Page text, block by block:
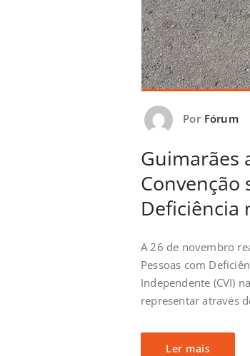
Por Fórum
Guimarães
Convenção
Deficiência
A 26 de novembro
Pessoas com
Independente (CVI)
representar através
Ler mais